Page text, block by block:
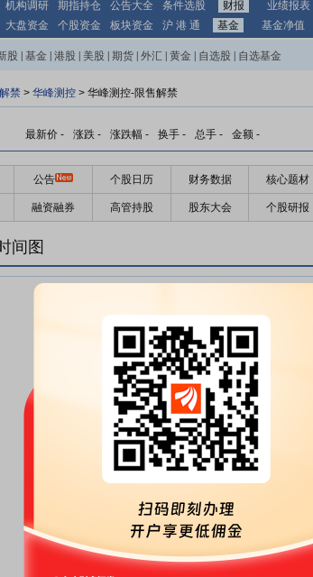
机构调研 期指持仓 公告大全 条件选股 财报 业绩报表
大盘资金 个股资金 板块资金 沪 港 通 基金 基金净值
股 基金 港股 美股 期货 外汇 黄金 自选股 自选基金
禁 > 华峰测控 > 华峰测控-限售解禁
最新价 - 涨跌 - 涨跌幅 - 换手 - 总手 - 金额 -
公告 个股日历 财务数据 核心题材
融资融券 高管持股 股东大会 个股研报
间图